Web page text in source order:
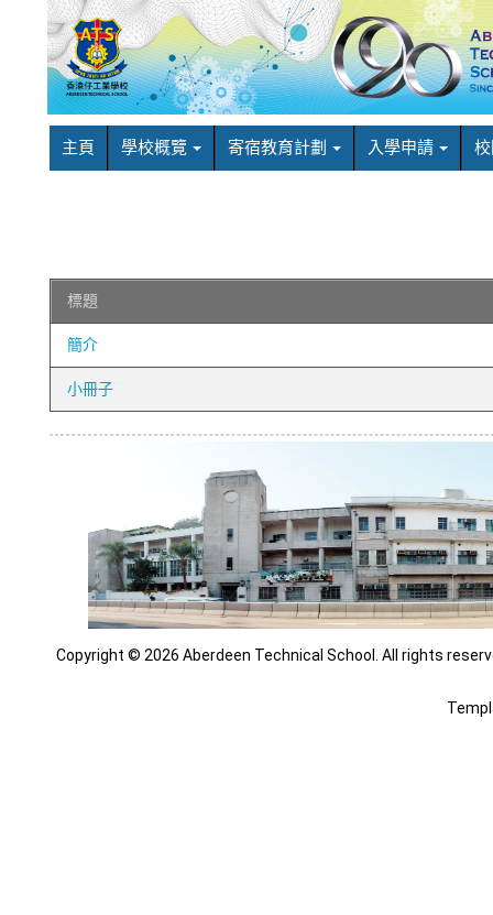
主頁 學校概覽 寄宿教育計劃 入學申請
標題
簡介
小冊子
Copyright © 2026 Aberdeen Technical School. All rights